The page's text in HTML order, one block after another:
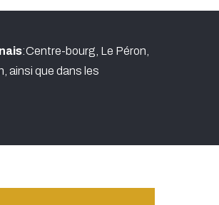
:Centre-bourg, Le Péron,
ainsi que dans les